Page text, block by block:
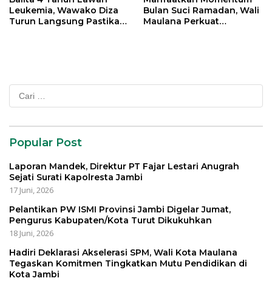
Leukemia, Wawako Diza
Turun Langsung Pastikan
Bulan Suci Ramadan, Wali
Maulana Perkuat
Cari
untuk:
Popular Post
Laporan Mandek, Direktur PT Fajar Lestari Anugrah
Sejati Surati Kapolresta Jambi
17 Juni, 2026
Pelantikan PW ISMI Provinsi Jambi Digelar Jumat,
Pengurus Kabupaten/Kota Turut Dikukuhkan
18 Juni, 2026
Hadiri Deklarasi Akselerasi SPM, Wali Kota Maulana
Tegaskan Komitmen Tingkatkan Mutu Pendidikan di
Kota Jambi